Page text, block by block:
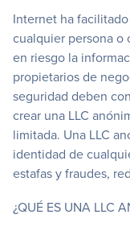
Internet ha
cualquier persona o
en riesgo la
propietarios de
seguridad deben
crear una LLC
limitada. Una LLC
identidad de
estafas y fraudes,
¿QUÉ ES UNA LLC